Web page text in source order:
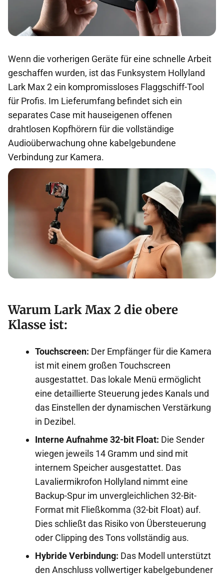
Wenn die vorherigen Geräte für eine schnelle Arbeit
geschaffen wurden, ist das Funksystem Hollyland
Lark Max 2 ein kompromissloses Flaggschiff-Tool
für Profis. Im Lieferumfang befindet sich ein
separates Case mit hauseigenen offenen
drahtlosen Kopfhörern für die vollständige
Audioüberwachung ohne kabelgebundene
Verbindung zur Kamera.
Warum Lark Max 2 die obere
Klasse ist:
Touchscreen: Der Empfänger für die Kamera
ist mit einem großen Touchscreen
ausgestattet. Das lokale Menü ermöglicht
eine detaillierte Steuerung jedes Kanals und
das Einstellen der dynamischen Verstärkung
in Dezibel.
Interne Aufnahme 32-bit Float: Die Sender
wiegen jeweils 14 Gramm und sind mit
internem Speicher ausgestattet. Das
Lavaliermikrofon Hollyland nimmt eine
Backup-Spur im unvergleichlichen 32-Bit-
Format mit Fließkomma (32-bit Float) auf.
Dies schließt das Risiko von Übersteuerung
oder Clipping des Tons vollständig aus.
Hybride Verbindung: Das Modell unterstützt
den Anschluss vollwertiger kabelgebundener